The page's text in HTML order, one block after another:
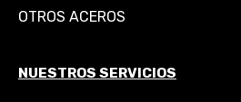
OTROS ACEROS
NUESTROS SERVICIOS